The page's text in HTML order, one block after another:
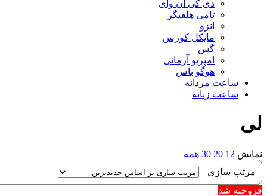
دی کی ان وای
تامی هلفیگر
انزو
مایکل کورس
گس
امپریو آرمانی
هوگو باس
ساعت مردانه
ساعت زنانه
لی
نمایش 12
20
30 همه
فروخته شد